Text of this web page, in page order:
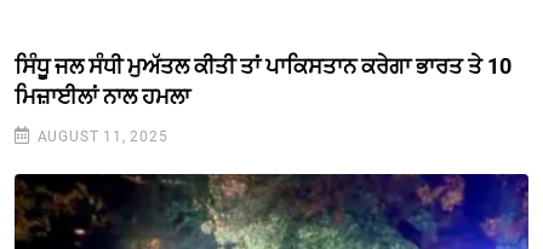
ਸਿੰਧੂ ਜਲ ਸੰਧੀ ਮੁਅੱਤਲ ਕੀਤੀ ਤਾਂ ਪਾਕਿਸਤਾਨ ਕਰੇਗਾ ਭਾਰਤ ਤੇ 10
ਮਿਜ਼ਾਈਲਾਂ ਨਾਲ ਹਮਲਾ
AUGUST 11, 2025